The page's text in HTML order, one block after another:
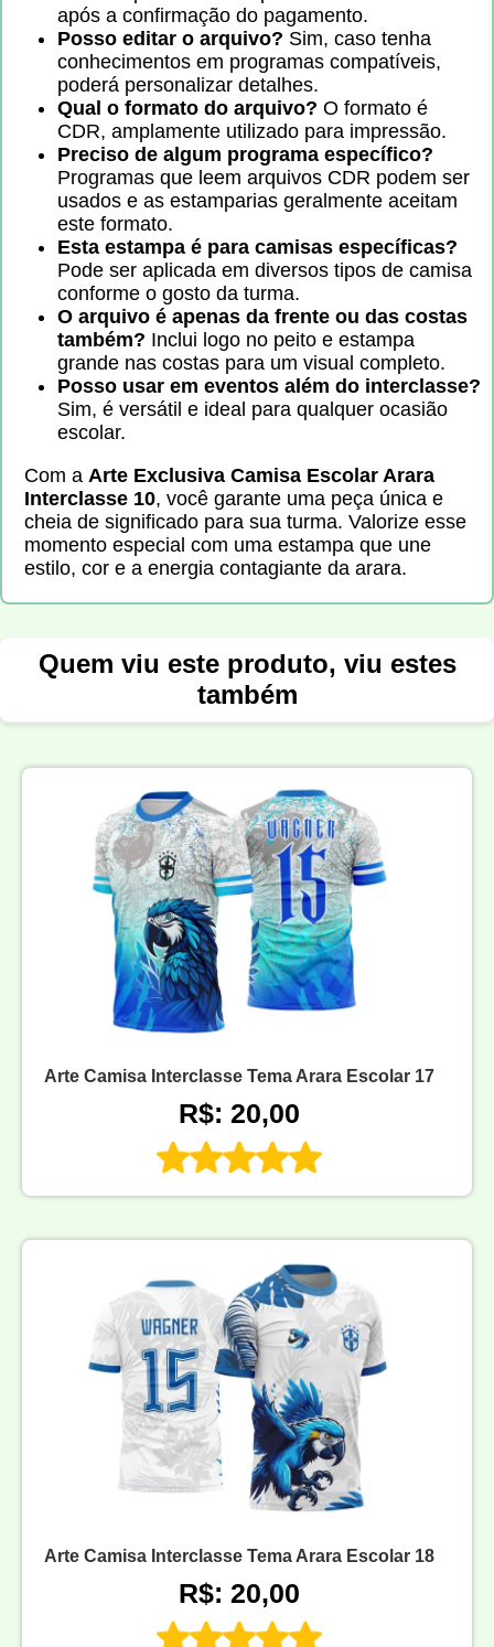
após a confirmação do pagamento.
Posso editar o arquivo? Sim, caso tenha
conhecimentos em programas compatíveis,
poderá personalizar detalhes.
Qual o formato do arquivo? O formato é
CDR, amplamente utilizado para impressão.
Preciso de algum programa específico?
Programas que leem arquivos CDR podem ser
usados e as estamparias geralmente aceitam
este formato.
Esta estampa é para camisas específicas?
Pode ser aplicada em diversos tipos de camisa
conforme o gosto da turma.
O arquivo é apenas da frente ou das costas
também? Inclui logo no peito e estampa
grande nas costas para um visual completo.
Posso usar em eventos além do interclasse?
Sim, é versátil e ideal para qualquer ocasião
escolar.
Com a Arte Exclusiva Camisa Escolar Arara
Interclasse 10, você garante uma peça única e
cheia de significado para sua turma. Valorize esse
momento especial com uma estampa que une
estilo, cor e a energia contagiante da arara.
Quem viu este produto, viu estes
também
Arte Camisa Interclasse Tema Arara Escolar 17
R$: 20,00
Arte Camisa Interclasse Tema Arara Escolar 18
R$: 20,00